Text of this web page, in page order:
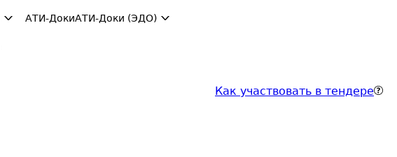
АТИ-ДокиАТИ-Доки (ЭДО)
Как участвовать в тендере